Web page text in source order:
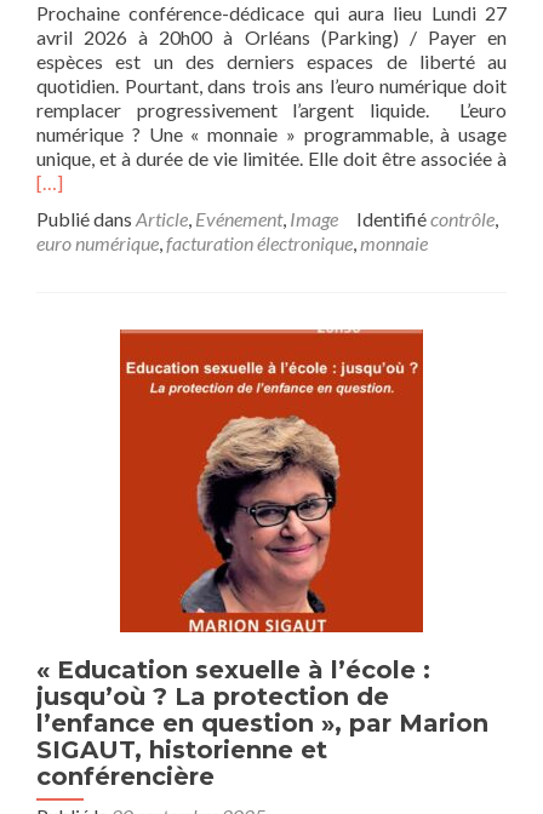
Prochaine conférence-dédicace qui aura lieu Lundi 27
avril 2026 à 20h00 à Orléans (Parking) / Payer en
espèces est un des derniers espaces de liberté au
quotidien. Pourtant, dans trois ans l’euro numérique doit
remplacer progressivement l’argent liquide. L’euro
numérique ? Une « monnaie » programmable, à usage
unique, et à durée de vie limitée. Elle doit être associée àEn
[…]
Publié dans Article, Evénement, Image Identifiécontrôle,
euro numérique,facturation électronique,monnaie
« Education sexuelle à l’école :
jusqu’où ? La protection de
l’enfance en question », par Marion
SIGAUT, historienne et
conférencière